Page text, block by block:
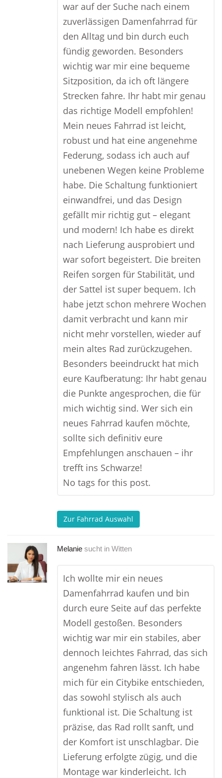
war auf der Suche nach einem
zuverlässigen Damenfahrrad für
den Alltag und bin durch euch
fündig geworden. Besonders
wichtig war mir eine bequeme
Sitzposition, da ich oft längere
Strecken fahre. Ihr habt mir genau
das richtige Modell empfohlen!
Mein neues Fahrrad ist leicht,
robust und hat eine angenehme
Federung, sodass ich auch auf
unebenen Wegen keine Probleme
habe. Die Schaltung funktioniert
einwandfrei, und das Design
gefällt mir richtig gut – elegant
und modern! Ich habe es direkt
nach Lieferung ausprobiert und
war sofort begeistert. Die breiten
Reifen sorgen für Stabilität, und
der Sattel ist super bequem. Ich
habe jetzt schon mehrere Wochen
damit verbracht und kann mir
nicht mehr vorstellen, wieder auf
mein altes Rad zurückzugehen.
Besonders beeindruckt hat mich
eure Kaufberatung: Ihr habt genau
die Punkte angesprochen, die für
mich wichtig sind. Wer sich ein
neues Fahrrad kaufen möchte,
sollte sich definitiv eure
Empfehlungen anschauen – ihr
trefft ins Schwarze!
No tags for this post.
Zur Fahrrad Auswahl
Melanie sucht in Witten
Ich wollte mir ein neues
Damenfahrrad kaufen und bin
durch eure Seite auf das perfekte
Modell gestoßen. Besonders
wichtig war mir ein stabiles, aber
dennoch leichtes Fahrrad, das sich
angenehm fahren lässt. Ich habe
mich für ein Citybike entschieden,
das sowohl stylisch als auch
funktional ist. Die Schaltung ist
präzise, das Rad rollt sanft, und
der Komfort ist unschlagbar. Die
Lieferung erfolgte zügig, und die
Montage war kinderleicht. Ich